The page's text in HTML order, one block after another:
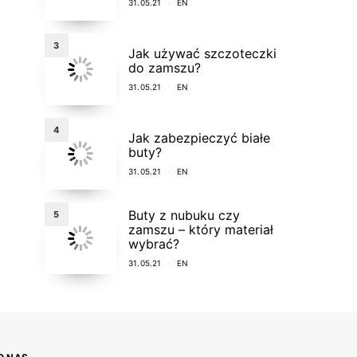
31.05.21 EN
3
Jak używać szczoteczki
do zamszu?
31.05.21 EN
4
Jak zabezpieczyć białe
buty?
31.05.21 EN
5
Buty z nubuku czy
zamszu – który materiał
wybrać?
31.05.21 EN